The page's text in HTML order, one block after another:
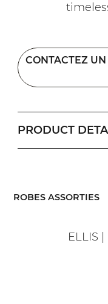
CONTACTEZ
PRODUCT
​ROBES ASSORTIES
ELLIS |